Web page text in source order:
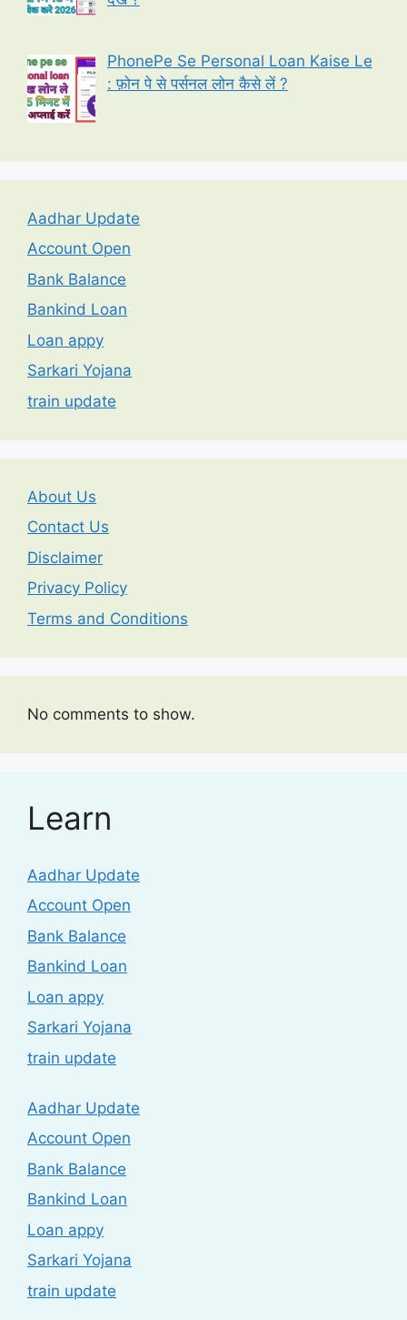
PhonePe Se Personal Loan Kaise Le
: फ़ोन पे से पर्सनल लोन कैसे लें ?
Aadhar Update
Account Open
Bank Balance
Bankind Loan
Loan appy
Sarkari Yojana
train update
About Us
Contact Us
Disclaimer
Privacy Policy
Terms and Conditions
No comments to show.
Learn
Aadhar Update
Account Open
Bank Balance
Bankind Loan
Loan appy
Sarkari Yojana
train update
Aadhar Update
Account Open
Bank Balance
Bankind Loan
Loan appy
Sarkari Yojana
train update